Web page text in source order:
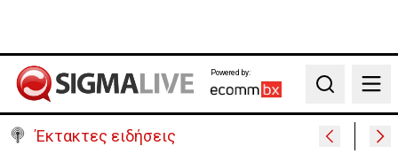
Powered by:
Search
Έκτακτες ειδήσεις